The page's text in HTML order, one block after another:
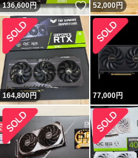
136,600円 いいね！
52,000円
164,800円 77,000円